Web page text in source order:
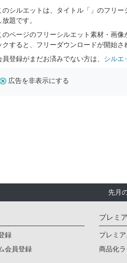
のシルエットは、タイトル「」のフリ
放題です。
のページのフリーシルエット素材・画
クすると、フリーダウンロードが開始さ
員登録がまだお済みでない方は、 シルエ
広告を非表示にする
先月
録
会員登録
プレミ
プレミ
商品化